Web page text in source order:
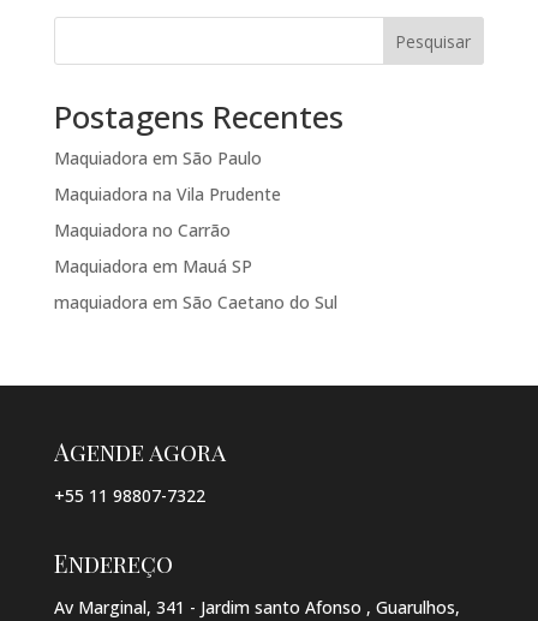
Pesquisar
Postagens Recentes
Maquiadora em São Paulo
Maquiadora na Vila Prudente
Maquiadora no Carrão
Maquiadora em Mauá SP
maquiadora em São Caetano do Sul
Agende agora
+55 11 98807-7322
Endereço
Av Marginal, 341 - Jardim santo Afonso , Guarulhos,